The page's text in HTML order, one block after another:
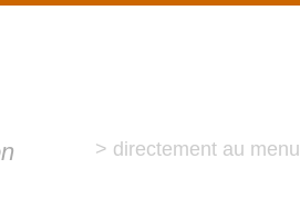
> directement au menu